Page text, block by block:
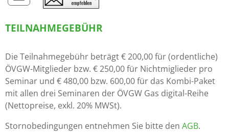
TEILNAHMEGEBÜHR
Die Teilnahmegebühr beträgt € 200,00 für (ordentliche)
ÖVGW-Mitglieder bzw. € 250,00 für Nichtmiglieder pro
Seminar und € 480,00 bzw. 600,00 für das Kombi-Paket
mit allen drei Seminaren der ÖVGW Gas digital-Reihe
(Nettopreise, exkl. 20% MWSt).
Stornobedingungen entnehmen Sie bitte den AGB.